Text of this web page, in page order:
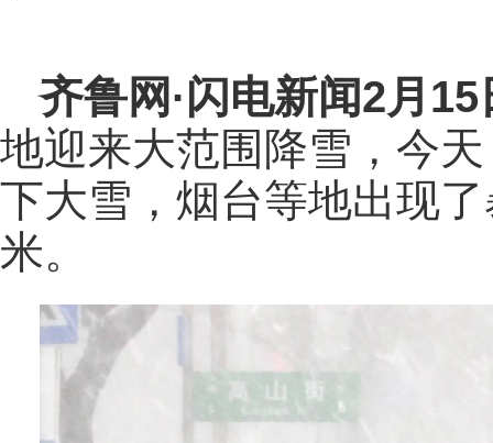
齐鲁网 ·闪电新闻2月15
地迎来大范围降雪，今
下大雪，烟台等地出现
米。